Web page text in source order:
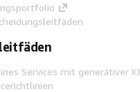
Services mit generativer KI